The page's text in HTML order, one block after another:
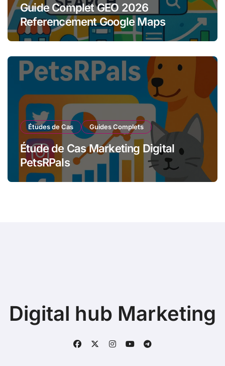
Guide Complet GEO 2026
Referencement Google Maps
Études de Cas Guides Complets
Étude de Cas Marketing Digital
PetsRPals
Digital hub Marketing